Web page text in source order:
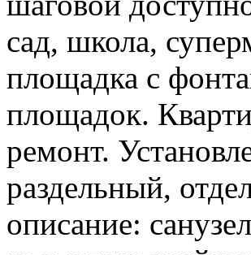
сад, школа,
площадка с
площадок.
ремонт.
раздельный,
описание: